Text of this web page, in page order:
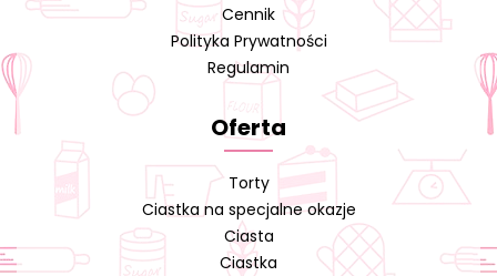
Cennik
Polityka Prywatności
Regulamin
Oferta
Torty
Ciastka na specjalne okazje
Ciasta
Ciastka